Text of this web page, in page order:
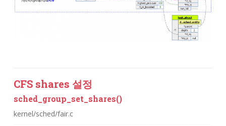
CFS shares 설정
sched_group_set_shares()
kernel/sched/fair.c